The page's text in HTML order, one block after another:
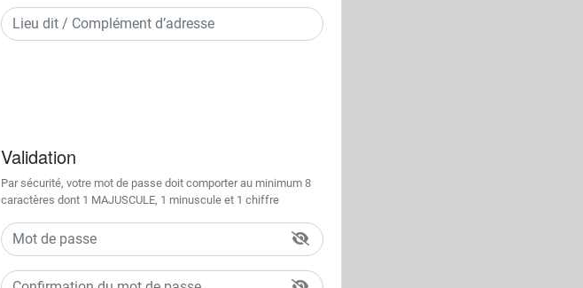
Validation
Par sécurité, votre mot de passe doit comporter au minimum 8
caractères dont 1 MAJUSCULE, 1 minuscule et 1 chiffre